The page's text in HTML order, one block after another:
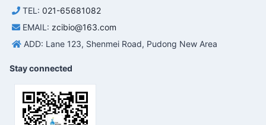
TEL: 021-65681082
EMAIL: zcibio@163.com
ADD: Lane 123, Shenmei Road, Pudong New Area
Stay connected